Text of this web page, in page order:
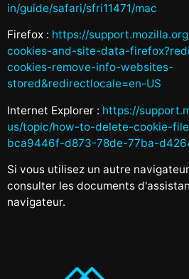
in/guide/safari/sfri11471/mac
Firefox : https://
cookies-and-site-data-
cookies-remove-info-websites-
stored&redirectlocale=en-US
Internet Explorer : https://
us/topic/how-to-delete-cookie-
bca9446f-d873-78de-77ba-
Si vous utilisez un autre
consulter les documents
navigateur.